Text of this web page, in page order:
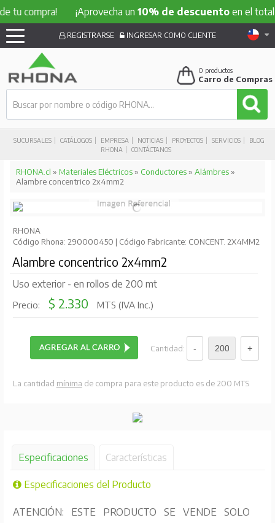
¡Aprovecha un10% de descuentoen el total de tu
SUCURSALES CATÁLOGOS EMPRESA NOTICIAS PROYECTOS SERVICIOS
BLOG
RHONA
CONTÁCTANOS
REGISTRARSE INGRESAR COMO CLIENTE
0 productos
Carro de Compras
RHONA.cl » Materiales Eléctricos» Conductores» Alámbres»
Alambre concentrico 2x4mm2
RHONA
Código Rhona: 290000450 | Código Fabricante: CONCENT. 2X4MM2
Alambre concentrico 2x4mm2
Uso exterior - en rollos de 200 mt
Precio: $ 2.330 MTS (IVA Inc.)
Cantidad:
La cantidad mínima de compra para este producto es de 200 MTS
Especificaciones Características
Especificaciones del Producto
ATENCIÓN: ESTE PRODUCTO SE VENDE SOLO